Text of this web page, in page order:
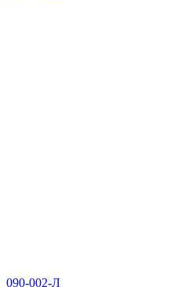
090-002-Л